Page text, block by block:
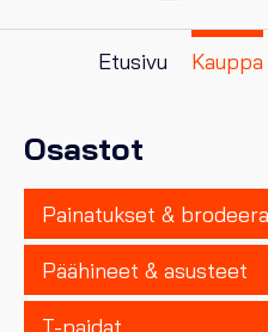
Etusivu Kauppa
Osastot
Painatukset &
Päähineet & asusteet
T-paidat